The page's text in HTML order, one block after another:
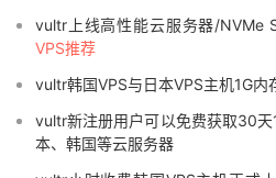
vultr上线高性能云服务器/NVMe
VPS推荐
vultr韩国VPS与日本VPS主机1G内
vultr新注册用户可以免费获取30
本、韩国等云服务器